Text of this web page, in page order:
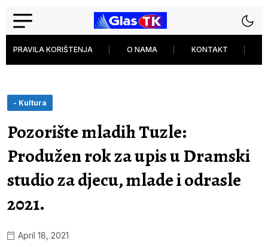
PRAVILA KORIŠTENJA O NAMA KONTAKT
- Kultura
Pozorište mladih Tuzle:
Produžen rok za upis u Dramski
studio za djecu, mlade i odrasle
2021.
April 18, 2021